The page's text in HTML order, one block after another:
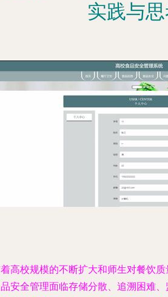
实践与
高校规模的不断扩大和师生对餐饮
安全管理面临存储分散、追溯困难